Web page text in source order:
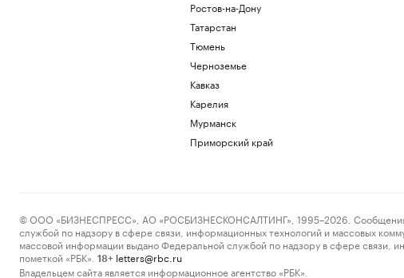
Тайфун «Дельфин» ударил по Китаю
В Соцфонде назвали среднюю пенсию
Ростов-на-Дону
Татарстан
Тюмень
Черноземье
Кавказ
Карелия
Мурманск
Приморский край
© ООО «БИЗНЕСПРЕСС», АО «РОСБИЗНЕСКОНСАЛТИНГ», 1995–2026. Сообщения и
службой по надзору в сфере связи, информационных технологий и массовых
массовой информации выдано Федеральной службой по надзору в сфере
пометкой «РБК».
18+ letters@rbc.ru
Владельцем сайта является информационное агентство «РБК».